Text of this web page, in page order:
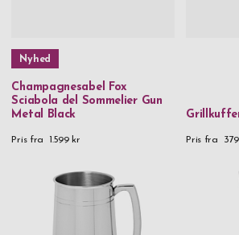
Nyhed
Champagnesabel Fox
Sciabola del Sommelier Gun
Metal Black
Pris fra 1.599 kr Pris fra